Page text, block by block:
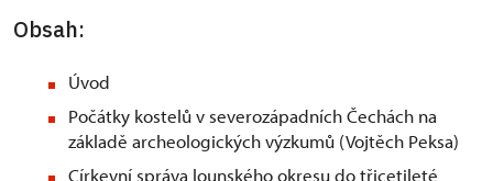
Obsah:
Úvod
Počátky kostelů v severozápadních Čechách na
základě archeologických výzkumů (Vojtěch Peksa)
Církevní správa lounského okresu do třicetileté